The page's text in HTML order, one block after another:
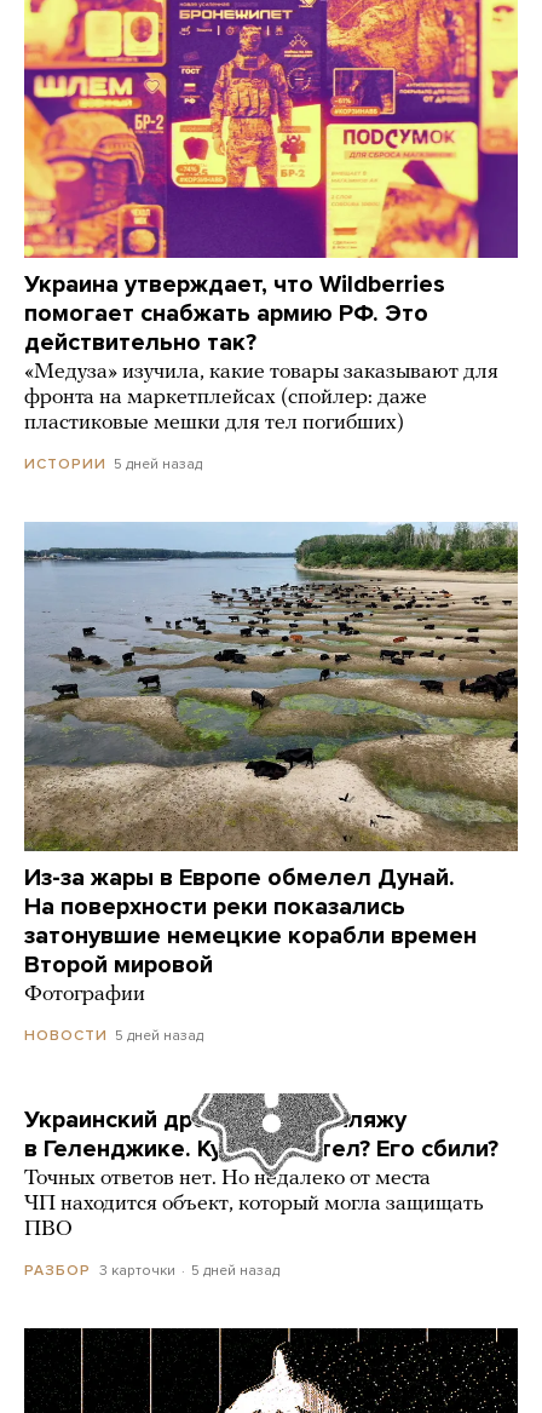
Украина утверждает, что Wildberries
помогает снабжать армию РФ. Это
действительно так?
«Медуза» изучила, какие товары заказывают для
фронта на маркетплейсах (спойлер: даже
пластиковые мешки для тел погибших)
ИСТОРИИ 5 дней назад
Из-за жары в Европе обмелел Дунай.
На поверхности реки показались
затонувшие немецкие корабли времен
Второй мировой
Фотографии
НОВОСТИ 5 дней назад
Украинский дрон попал по пляжу
в Геленджике. Куда он летел? Его сбили?
Точных ответов нет. Но недалеко от места
ЧП находится объект, который могла защищать
ПВО
РАЗБОР 3 карточки 5 дней назад